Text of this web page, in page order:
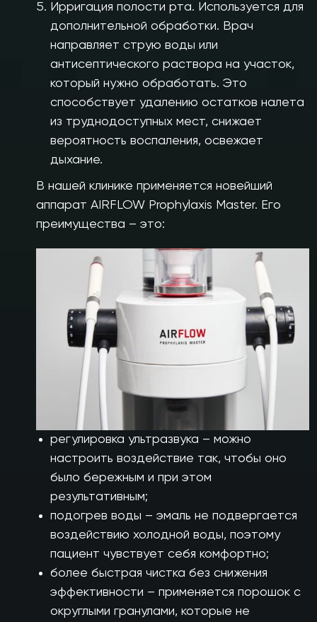
Ирригация полости рта. Используется для
дополнительной обработки. Врач
направляет струю воды или
антисептического раствора на участок,
который нужно обработать. Это
способствует удалению остатков налета
из труднодоступных мест, снижает
вероятность воспаления, освежает
дыхание.
В нашей клинике применяется новейший
аппарат AIRFLOW Prophylaxis Master. Его
преимущества – это:
регулировка ультразвука – можно
настроить воздействие так, чтобы оно
было бережным и при этом
результативным;
подогрев воды – эмаль не подвергается
воздействию холодной воды, поэтому
пациент чувствует себя комфортно;
более быстрая чистка без снижения
эффективности – применяется порошок с
округлыми гранулами, которые не